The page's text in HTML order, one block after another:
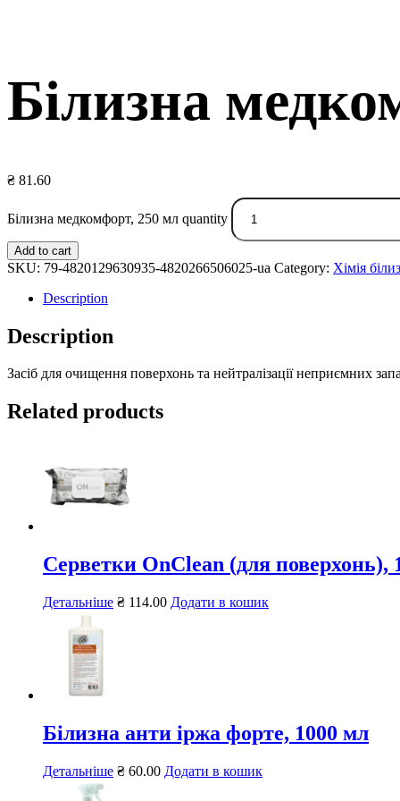
Білизна
₴ 81.60
Білизна медкомфорт, 250 мл quantity
Add to cart
SKU: 79-4820129630935-4820266506025-ua Category: Хімія
Description
Description
Засіб для очищення поверхонь та нейтралізації неприємних
Related products
Серветки OnClean (для поверхонь),
Детальніше ₴ 114.00 Додати в кошик
Білизна анти іржа форте, 1000 мл
Детальніше ₴ 60.00 Додати в кошик